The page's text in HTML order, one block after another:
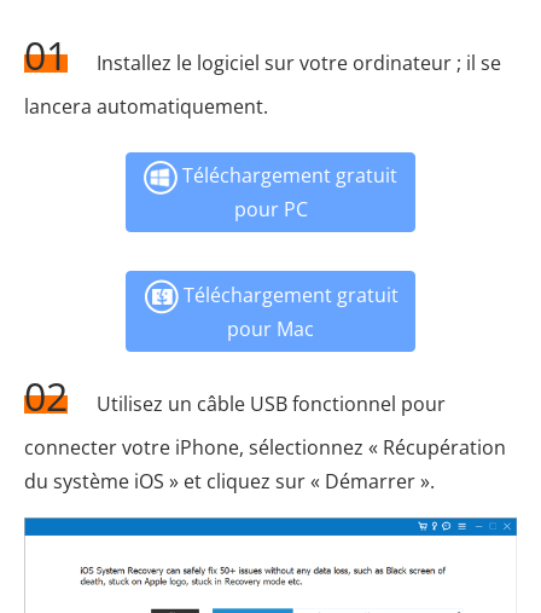
01
Installez le logiciel sur votre ordinateur ; il se
lancera automatiquement.
Téléchargement gratuit
pour PC
Téléchargement gratuit
pour Mac
02
Utilisez un câble USB fonctionnel pour
connecter votre iPhone, sélectionnez « Récupération
du système iOS » et cliquez sur « Démarrer ».